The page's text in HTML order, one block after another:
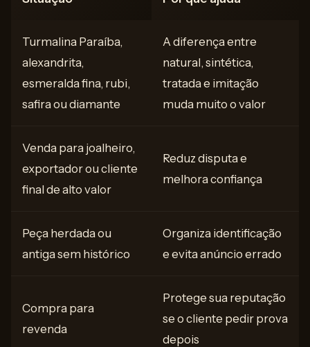
Turmalina Paraíba,
alexandrita,
esmeralda fina, rubi,
safira ou diamante
A diferença entre
natural, sintética,
tratada e imitação
muda muito o valor
Venda para joalheiro,
exportador ou cliente
final de alto valor
Reduz disputa e
melhora confiança
Peça herdada ou
antiga sem histórico
Organiza identificação
e evita anúncio errado
Compra para
revenda
Protege sua reputação
se o cliente pedir prova
depois